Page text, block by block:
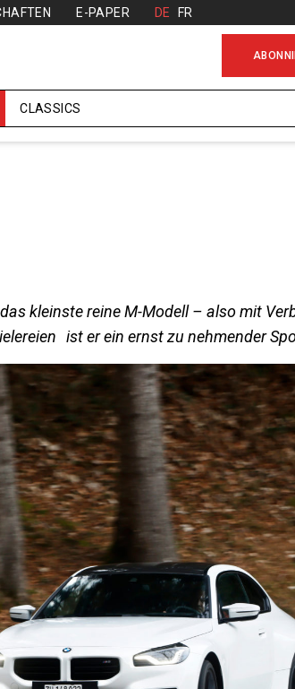
E-PAPER DE FR
CLASSICS
kleinste reine M-Modell – also mit
ist er ein ernst zu ­nehmender